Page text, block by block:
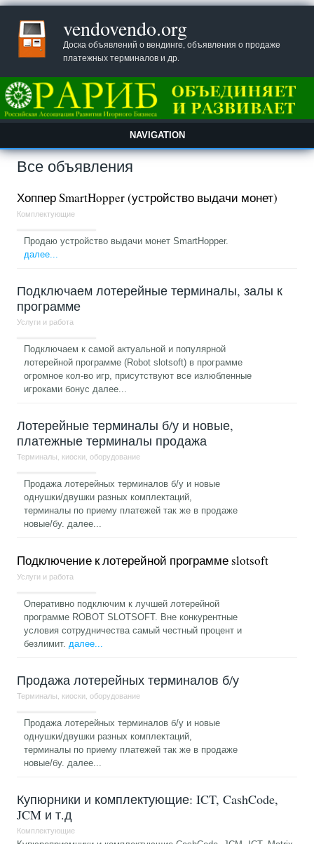
vendovendo.org
Доска объявлений о вендинге, объявления о продаже
платежных терминалов и др.
NAVIGATION
Все объявления
Хоппер SmartHopper (устройство выдачи монет)
Комплектующие
Продаю устройство выдачи монет SmartHopper.
далее...
Подключаем лотерейные терминалы, залы к
программе
Услуги и работа
Подключаем к самой актуальной и популярной
лотерейной программе (Robot slotsoft) в программе
огромное кол-во игр, присутствуют все излюбленные
игроками бонусдалее...
Лотерейные терминалы б/у и новые,
платежные терминалы продажа
Терминалы, киоски, оборудование
Продажа лотерейных терминалов б/у и новые
однушки/двушки разных комплектаций,
терминалы по приему платежей так же в продаже
новые/бу.далее...
Подключение к лотерейной программе slotsoft
Услуги и работа
Оперативно подключим к лучшей лотерейной
программе ROBOT SLOTSOFT. Вне конкурентные
условия сотрудничества самый честный процент и
безлимит.далее...
Продажа лотерейных терминалов б/у
Терминалы, киоски, оборудование
Продажа лотерейных терминалов б/у и новые
однушки/двушки разных комплектаций,
терминалы по приему платежей так же в продаже
новые/бу.далее...
Купюрники и комплектующие: ICT, CashCode,
JCM и т.д
Комплектующие